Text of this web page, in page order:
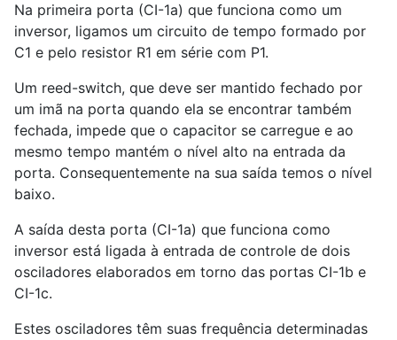
Na primeira porta (CI-1a) que funciona como um
inversor, ligamos um circuito de tempo formado por
C1 e pelo resistor R1 em série com P1.
Um reed-switch, que deve ser mantido fechado por
um imã na porta quando ela se encontrar também
fechada, impede que o capacitor se carregue e ao
mesmo tempo mantém o nível alto na entrada da
porta. Consequentemente na sua saída temos o nível
baixo.
A saída desta porta (CI-1a) que funciona como
inversor está ligada à entrada de controle de dois
osciladores elaborados em torno das portas CI-1b e
CI-1c.
Estes osciladores têm suas frequência determinadas